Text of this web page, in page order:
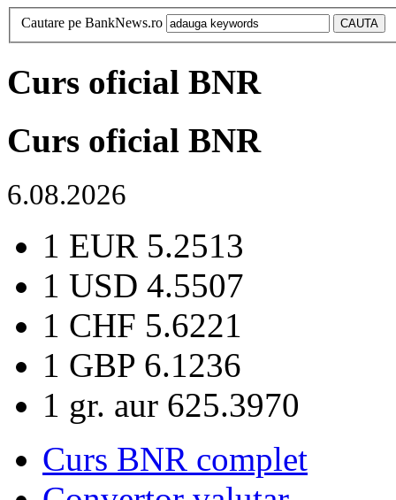
Cautare pe BankNews.ro
Curs oficial BNR
Curs oficial BNR
6.08.2026
1 EUR 5.2513
1 USD 4.5507
1 CHF 5.6221
1 GBP 6.1236
1 gr. aur 625.3970
Curs BNR complet